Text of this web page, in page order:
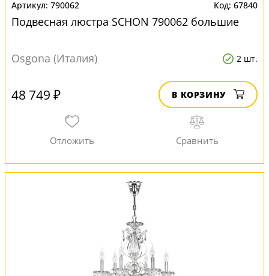
790062 67840
Подвесная люстра SCHON 790062 большие
Osgona (Италия) 2 шт.
48 749 ₽ В КОРЗИНУ